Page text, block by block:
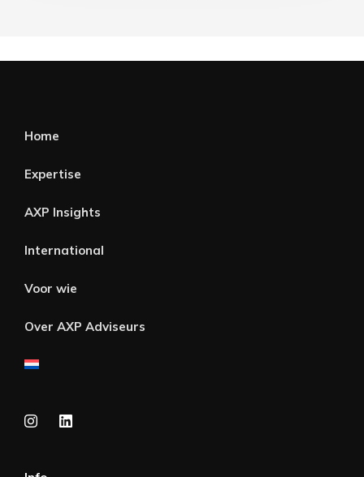
Home
Expertise
AXP Insights
International
Voor wie
Over AXP Adviseurs